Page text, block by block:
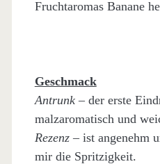
Fruchtaromas Banane
Geschmack
Antrunk– der erste
malzaromatisch und
Rezenz– ist angenehm
mir die Spritzigkeit.